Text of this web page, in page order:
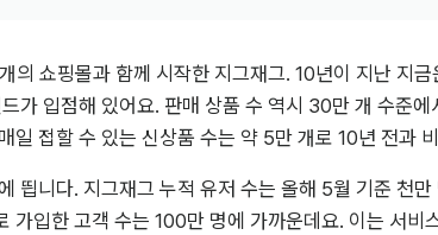
의 쇼핑몰과 함께 시작한 지그재그. 10년이 지난 지
가 입점해 있어요. 판매 상품 수 역시 30만 개 수준
일 접할 수 있는 신상품 수는 약 5만 개로 10년 전과
띕니다. 지그재그 누적 유저 수는 올해 5월 기준 천
가입한 고객 수는 100만 명에 가까운데요. 이는 서비